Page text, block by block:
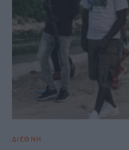
ΔΙΕΘΝΗ